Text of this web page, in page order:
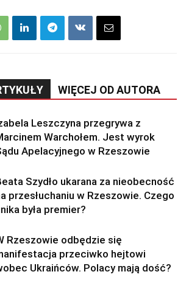
WIĘCEJ OD AUTORA
Leszczyna przegrywa z
Warchołem. Jest wyrok
Apelacyjnego w Rzeszowie
Szydło ukarana za nieobecność
przesłuchaniu w Rzeszowie. Czego
była premier?
Rzeszowie odbędzie się
przeciwko hejtowi
Ukraińców. Polacy mają dość?